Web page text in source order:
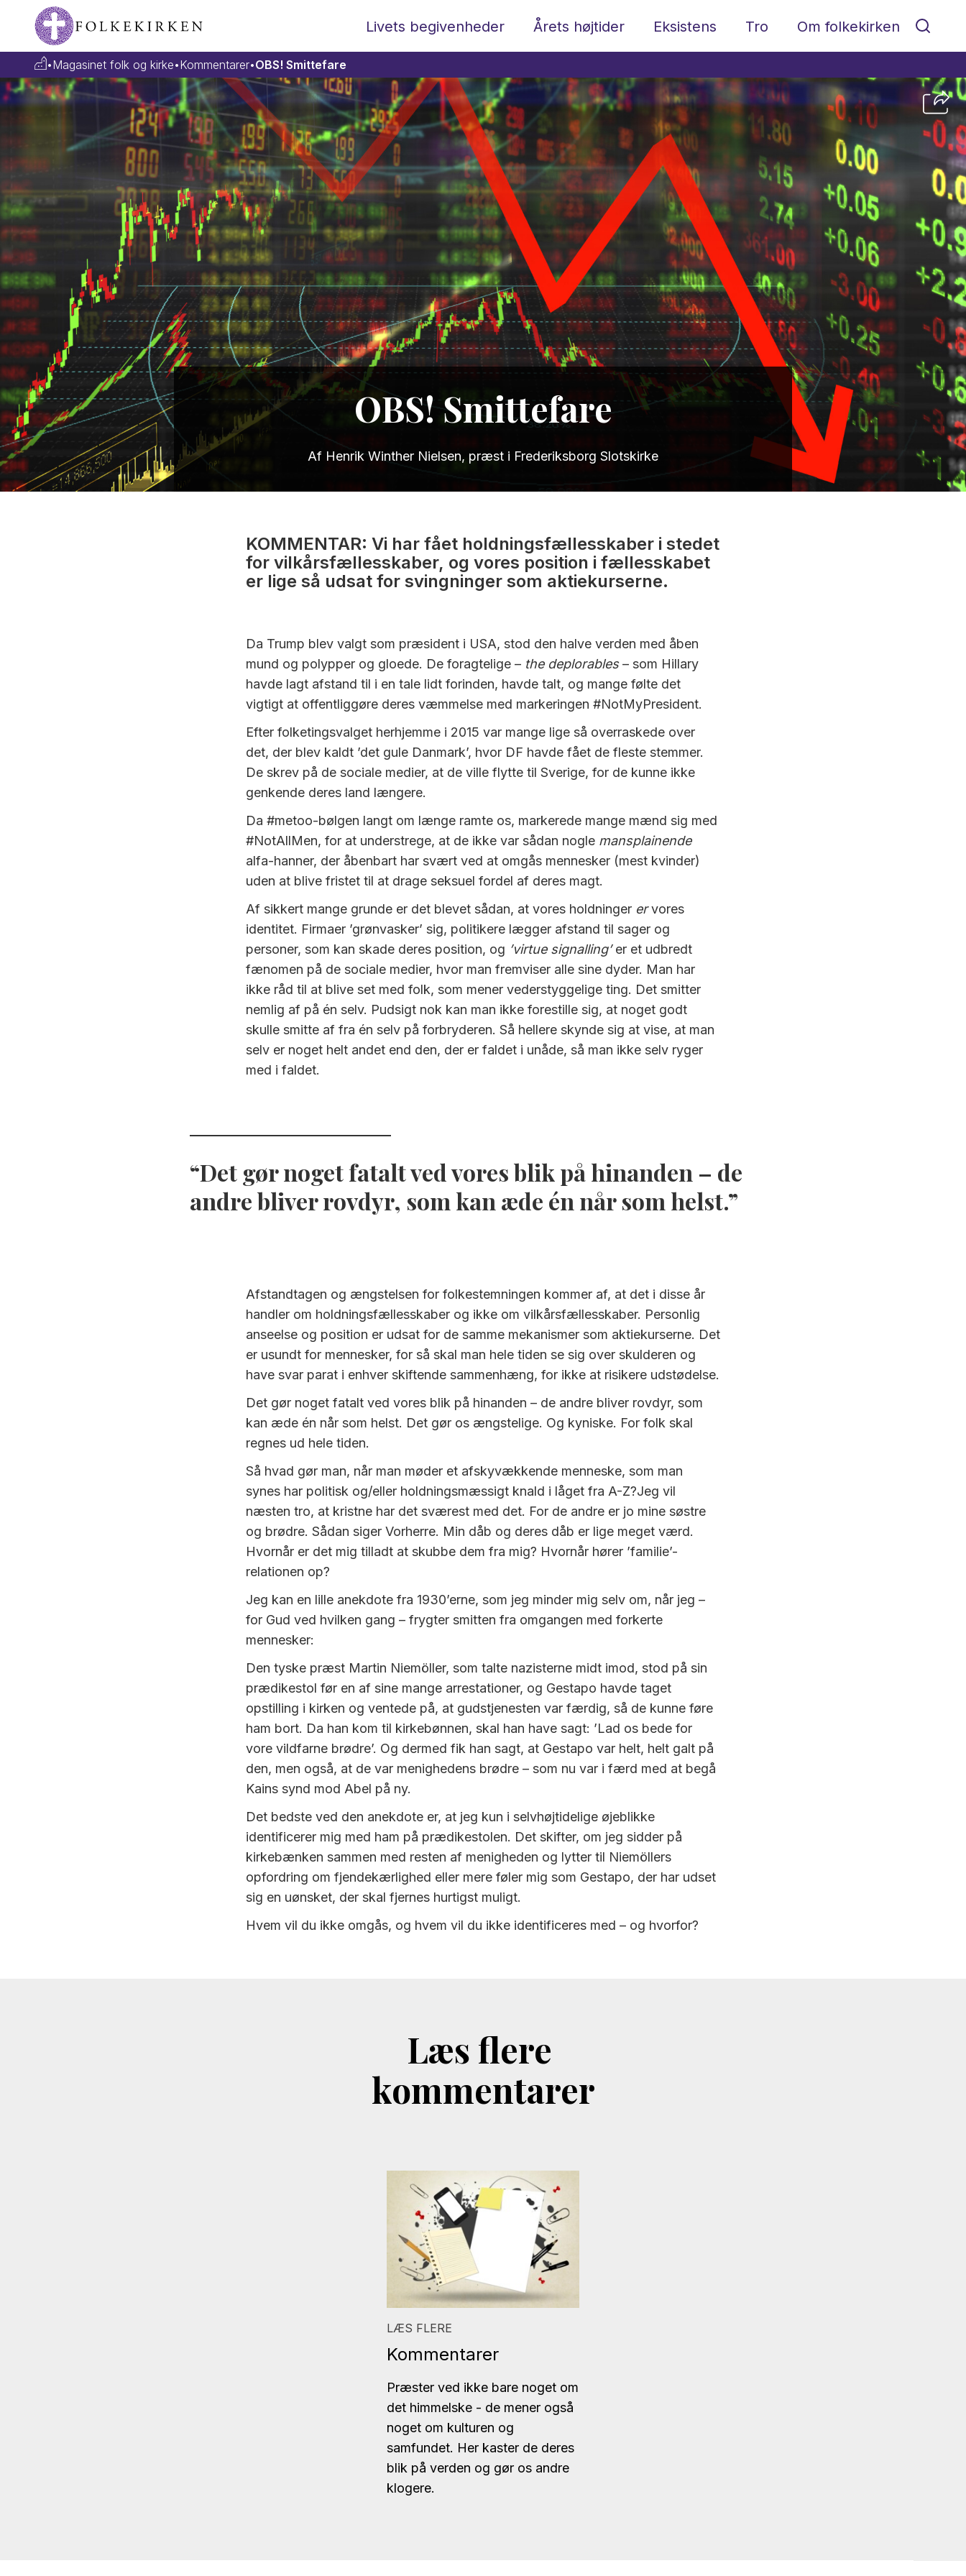
Livets begivenheder Årets højtider Eksistens Tro Om folkekirken
•Magasinet folk og kirke•Kommentarer•OBS! Smittefare
OBS! Smittefare
Af Henrik Winther Nielsen, præst i Frederiksborg Slotskirke
KOMMENTAR: Vi har fået holdningsfællesskaber i stedet
for vilkårsfællesskaber, og vores position i fællesskabet
er lige så udsat for svingninger som aktiekurserne.
Da Trump blev valgt som præsident i USA, stod den halve verden med åben
mund og polypper og gloede. De foragtelige – the deplorables– som Hillary
havde lagt afstand til i en tale lidt forinden, havde talt, og mange følte det
vigtigt at offentliggøre deres væmmelse med markeringen #NotMyPresident.
Efter folketingsvalget herhjemme i 2015 var mange lige så overraskede over
det, der blev kaldt ’det gule Danmark’, hvor DF havde fået de fleste stemmer.
De skrev på de sociale medier, at de ville flytte til Sverige, for de kunne ikke
genkende deres land længere.
Da #metoo-bølgen langt om længe ramte os, markerede mange mænd sig med
#NotAllMen, for at understrege, at de ikke var sådan nogle mansplainende
alfa-hanner, der åbenbart har svært ved at omgås mennesker (mest kvinder)
uden at blive fristet til at drage seksuel fordel af deres magt.
Af sikkert mange grunde er det blevet sådan, at vores holdninger ervores
identitet. Firmaer ’grønvasker’ sig, politikere lægger afstand til sager og
personer, som kan skade deres position, og ’virtue signalling’er et udbredt
fænomen på de sociale medier, hvor man fremviser alle sine dyder. Man har
ikke råd til at blive set med folk, som mener vederstyggelige ting. Det smitter
nemlig af på én selv. Pudsigt nok kan man ikke forestille sig, at noget godt
skulle smitte af fra én selv på forbryderen. Så hellere skynde sig at vise, at man
selv er noget helt andet end den, der er faldet i unåde, så man ikke selv ryger
med i faldet.
Det gør noget fatalt ved vores blik på hinanden – de
andre bliver rovdyr, som kan æde én når som helst.
Afstandtagen og ængstelsen for folkestemningen kommer af, at det i disse år
handler om holdningsfællesskaber og ikke om vilkårsfællesskaber. Personlig
anseelse og position er udsat for de samme mekanismer som aktiekurserne. Det
er usundt for mennesker, for så skal man hele tiden se sig over skulderen og
have svar parat i enhver skiftende sammenhæng, for ikke at risikere udstødelse.
Det gør noget fatalt ved vores blik på hinanden – de andre bliver rovdyr, som
kan æde én når som helst. Det gør os ængstelige. Og kyniske. For folk skal
regnes ud hele tiden.
Så hvad gør man, når man møder et afskyvækkende menneske, som man
synes har politisk og/eller holdningsmæssigt knald i låget fra A-Z?Jeg vil
næsten tro, at kristne har det sværest med det. For de andre er jo mine søstre
og brødre. Sådan siger Vorherre. Min dåb og deres dåb er lige meget værd.
Hvornår er det mig tilladt at skubbe dem fra mig? Hvornår hører ’familie’-
relationen op?
Jeg kan en lille anekdote fra 1930’erne, som jeg minder mig selv om, når jeg –
for Gud ved hvilken gang – frygter smitten fra omgangen med forkerte
mennesker:
Den tyske præst Martin Niemöller, som talte nazisterne midt imod, stod på sin
prædikestol før en af sine mange arrestationer, og Gestapo havde taget
opstilling i kirken og ventede på, at gudstjenesten var færdig, så de kunne føre
ham bort. Da han kom til kirkebønnen, skal han have sagt: ’Lad os bede for
vore vildfarne brødre’. Og dermed fik han sagt, at Gestapo var helt, helt galt på
den, men også, at de var menighedens brødre – som nu var i færd med at begå
Kains synd mod Abel på ny.
Det bedste ved den anekdote er, at jeg kun i selvhøjtidelige øjeblikke
identificerer mig med ham på prædikestolen. Det skifter, om jeg sidder på
kirkebænken sammen med resten af menigheden og lytter til Niemöllers
opfordring om fjendekærlighed eller mere føler mig som Gestapo, der har udset
sig en uønsket, der skal fjernes hurtigst muligt.
Hvem vil du ikke omgås, og hvem vil du ikke identificeres med – og hvorfor?
Læs flere
kommentarer
LÆS FLERE
Kommentarer
Præster ved ikke bare noget om
det himmelske - de mener også
noget om kulturen og
samfundet. Her kaster de deres
blik på verden og gør os andre
klogere.